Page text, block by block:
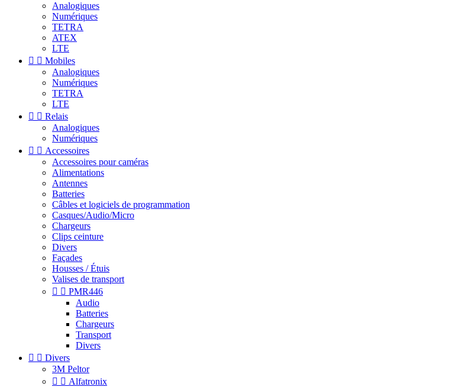
Analogiques
Numériques
TETRA
ATEX
LTE
  Mobiles
Analogiques
Numériques
TETRA
LTE
  Relais
Analogiques
Numériques
  Accessoires
Accessoires pour caméras
Alimentations
Antennes
Batteries
Câbles et logiciels de programmation
Casques/Audio/Micro
Chargeurs
Clips ceinture
Divers
Façades
Housses / Étuis
Valises de transport
  PMR446
Audio
Batteries
Chargeurs
Transport
Divers
  Divers
3M Peltor
  Alfatronix